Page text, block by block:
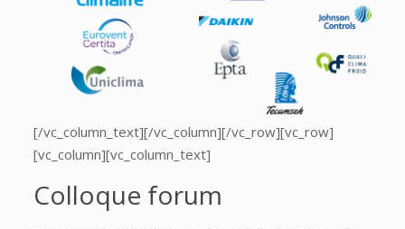
[/vc_column_text][/vc_column][/vc_row][vc_row]
[vc_column][vc_column_text]
Colloque forum